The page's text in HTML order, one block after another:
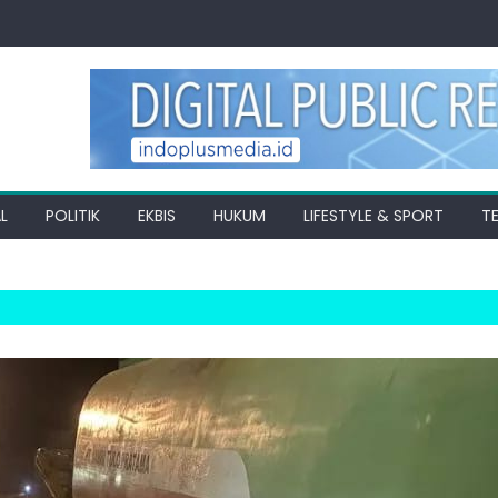
POLITIK EKBIS HUKUM LIFESTYLE & SPORT